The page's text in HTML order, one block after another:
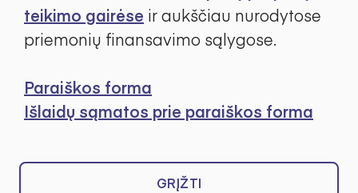
teikimo gairėse ir aukščiau nurodytose
priemonių finansavimo sąlygose.
Paraiškos forma
Išlaidų sąmatos prie paraiškos forma
GRĮŽTI